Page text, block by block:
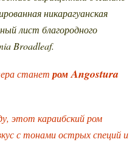
никарагуанская
лист благородного
Broadleaf.
станет ромAngostura
этот караибский ром
с тонами острых специй и